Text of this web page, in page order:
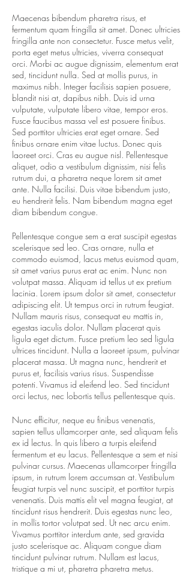
Maecenas bibendum pharetra risus, et
fermentum quam fringilla sit amet. Donec ultricies
fringilla ante non consectetur. Fusce metus velit,
porta eget metus ultricies, viverra consequat
orci. Morbi ac augue dignissim, elementum erat
sed, tincidunt nulla. Sed at mollis purus, in
maximus nibh. Integer facilisis sapien posuere,
blandit nisi at, dapibus nibh. Duis id urna
vulputate, vulputate libero vitae, tempor eros.
Fusce faucibus massa vel est posuere finibus.
Sed porttitor ultricies erat eget ornare. Sed
finibus ornare enim vitae luctus. Donec quis
laoreet orci. Cras eu augue nisl. Pellentesque
aliquet, odio a vestibulum dignissim, nisi felis
rutrum dui, a pharetra neque lorem sit amet
ante. Nulla facilisi. Duis vitae bibendum justo,
eu hendrerit felis. Nam bibendum magna eget
diam bibendum congue.
Pellentesque congue sem a erat suscipit egestas
scelerisque sed leo. Cras ornare, nulla et
commodo euismod, lacus metus euismod quam,
sit amet varius purus erat ac enim. Nunc non
volutpat massa. Aliquam id tellus ut ex pretium
lacinia. Lorem ipsum dolor sit amet, consectetur
adipiscing elit. Ut tempus orci in rutrum feugiat.
Nullam mauris risus, consequat eu mattis in,
egestas iaculis dolor. Nullam placerat quis
ligula eget dictum. Fusce pretium leo sed ligula
ultrices tincidunt. Nulla a laoreet ipsum, pulvinar
placerat massa. Ut magna nunc, hendrerit et
purus et, facilisis varius risus. Suspendisse
potenti. Vivamus id eleifend leo. Sed tincidunt
orci lectus, nec lobortis tellus pellentesque quis.
Nunc efficitur, neque eu finibus venenatis,
sapien tellus ullamcorper ante, sed aliquam felis
ex id lectus. In quis libero a turpis eleifend
fermentum et eu lacus. Pellentesque a sem et nisi
pulvinar cursus. Maecenas ullamcorper fringilla
ipsum, in rutrum lorem accumsan at. Vestibulum
feugiat turpis vel nunc suscipit, et porttitor turpis
venenatis. Duis mattis elit vel magna feugiat, at
tincidunt risus hendrerit. Duis egestas nunc leo,
in mollis tortor volutpat sed. Ut nec arcu enim.
Vivamus porttitor interdum ante, sed gravida
justo scelerisque ac. Aliquam congue diam
tincidunt pulvinar rutrum. Nullam est lacus,
tristique a mi ut, pharetra pharetra metus.